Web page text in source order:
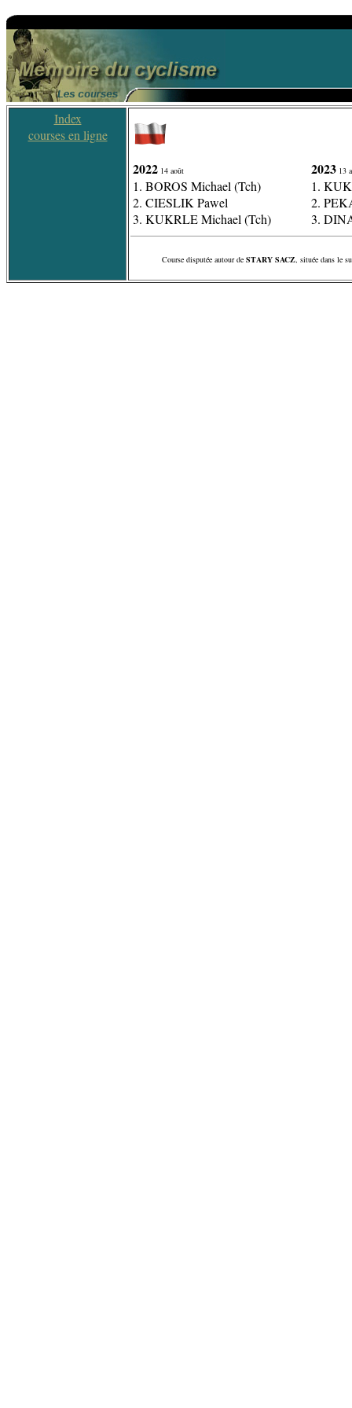
Index
courses en ligne
2022 14 août
1. BOROS Michael (Tch)
2. CIESLIK Pawel
3. KUKRLE Michael (Tch)
2023 13
1.
2.
3.
Course disputée autour de STARY SACZ, située dans le